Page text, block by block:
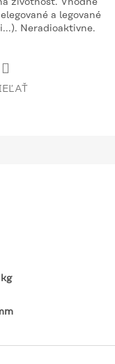
životnosť. Vhodné
a legované
Neradioaktivne.